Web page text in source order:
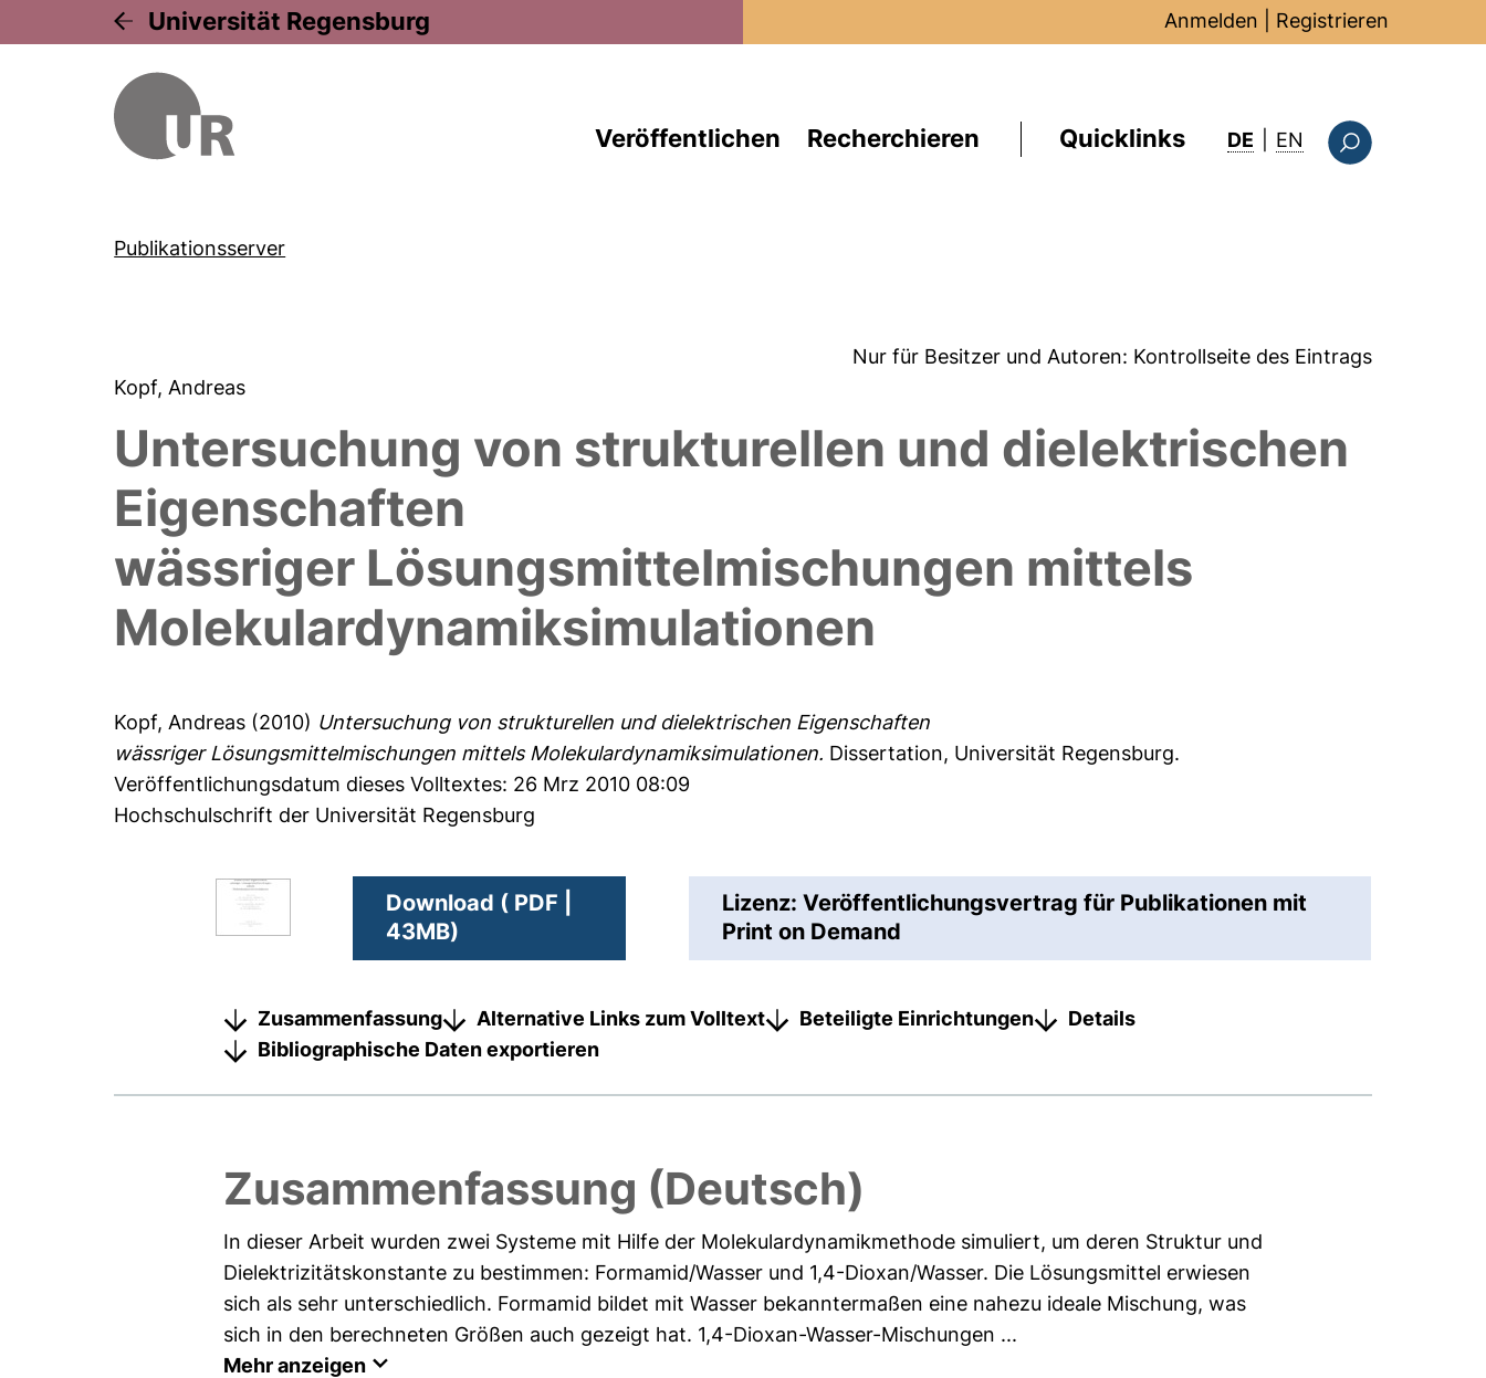
Universität Regensburg Anmelden Registrieren
Veröffentlichen Recherchieren Quicklinks DE EN : this page in
Publikationsserver
Nur für Besitzer und Autoren: Kontrollseite des Eintrags
Kopf, Andreas
Untersuchung von strukturellen und dielektrischen
Eigenschaften
wässriger Lösungsmittelmischungen mittels
Molekulardynamiksimulationen
Kopf, Andreas (2010) Untersuchung von strukturellen und dielektrischen Eigenschaften
wässriger Lösungsmittelmischungen mittels Molekulardynamiksimulationen. Dissertation, Universität Regensburg.
Veröffentlichungsdatum dieses Volltextes: 26 Mrz 2010 08:09
Hochschulschrift der Universität Regensburg
Download ( PDF |
43MB)
Lizenz: Veröffentlichungsvertrag für Publikationen mit
Print on Demand
Zusammenfassung Alternative Links zum Volltext Beteiligte Einrichtungen
Details
Bibliographische Daten exportieren
Zusammenfassung (Deutsch)
In dieser Arbeit wurden zwei Systeme mit Hilfe der Molekulardynamikmethode simuliert, um deren Struktur und
Dielektrizitätskonstante zu bestimmen: Formamid/Wasser und 1,4-Dioxan/Wasser. Die Lösungsmittel erwiesen
sich als sehr unterschiedlich. Formamid bildet mit Wasser bekanntermaßen eine nahezu ideale Mischung, was
sich in den berechneten Größen auch gezeigt hat. 1,4-Dioxan-Wasser-Mischungen ...
Mehr anzeigen